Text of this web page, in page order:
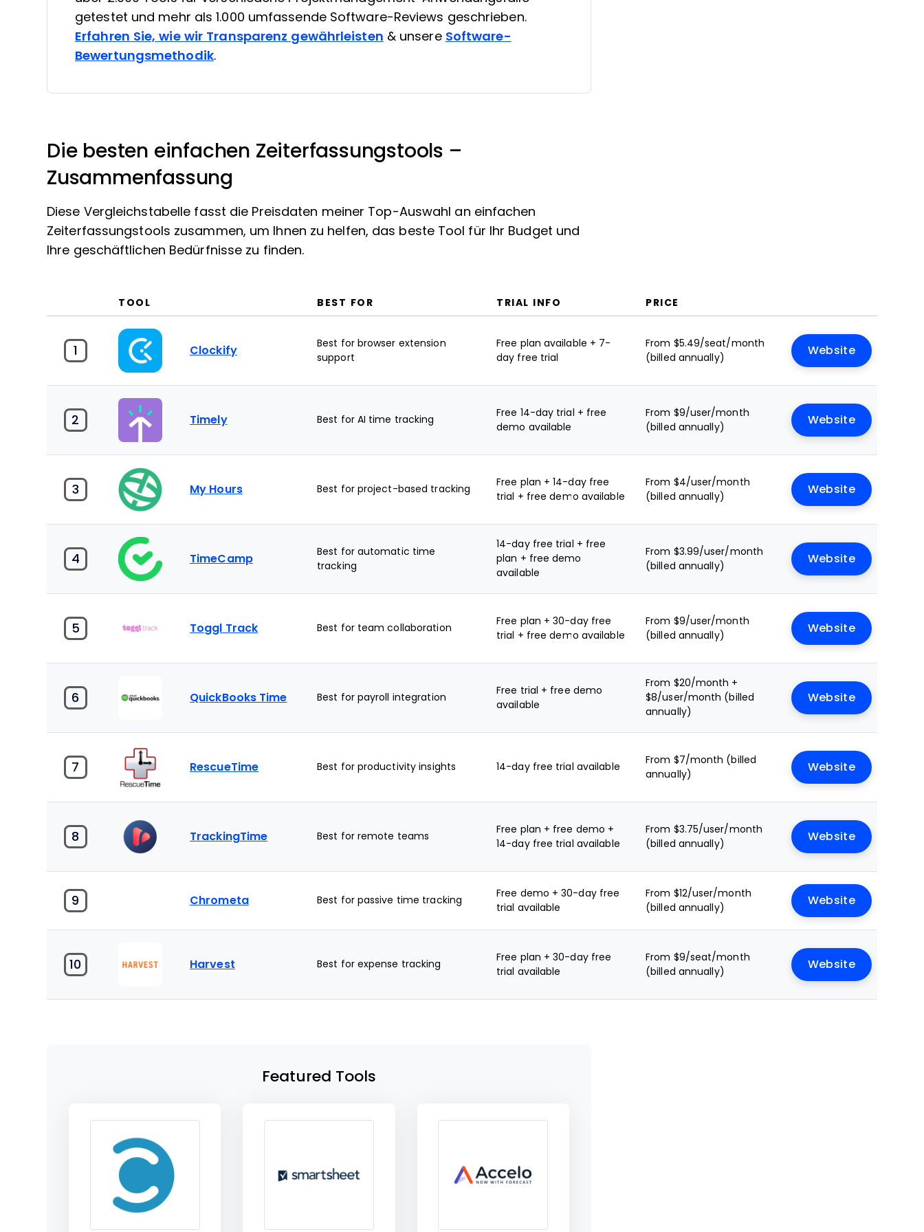
getestet und mehr als 1.000 umfassende Software-Reviews geschrieben.
Erfahren Sie, wie wir Transparenz gewährleisten & unsere Software-
Bewertungsmethodik.
Die besten einfachen Zeiterfassungstools –
Zusammenfassung
Diese Vergleichstabelle fasst die Preisdaten meiner Top-Auswahl an einfachen
Zeiterfassungstools zusammen, um Ihnen zu helfen, das beste Tool für Ihr Budget und
Ihre geschäftlichen Bedürfnisse zu finden.
TOOL BEST FOR TRIAL INFO PRICE
1 Clockify
Best for browser extension
support
Free plan available + 7-
day free trial
From $5.49/seat/month
(billed annually)
Website
2 Timely Best for AI time tracking
Free 14-day trial + free
demo available
From $9/user/month
(billed annually)
Website
3 My Hours Best for project-based tracking
Free plan + 14-day free
trial + free demo available
From $4/user/month
(billed annually)
Website
4 TimeCamp
Best for automatic time
tracking
14-day free trial + free
plan + free demo
available
From $3.99/user/month
(billed annually)
Website
5 Toggl Track Best for team collaboration
Free plan + 30-day free
trial + free demo available
From $9/user/month
(billed annually)
Website
6 QuickBooks Time Best for payroll integration
Free trial + free demo
available
From $20/month +
$8/user/month (billed
annually)
Website
7 RescueTime Best for productivity insights 14-day free trial available
From $7/month (billed
annually)
Website
8 TrackingTime Best for remote teams
Free plan + free demo +
14-day free trial available
From $3.75/user/month
(billed annually)
Website
9 Chrometa Best for passive time tracking
Free demo + 30-day free
trial available
From $12/user/month
(billed annually)
Website
10 Harvest Best for expense tracking
Free plan + 30-day free
trial available
From $9/seat/month
(billed annually)
Website
Featured Tools